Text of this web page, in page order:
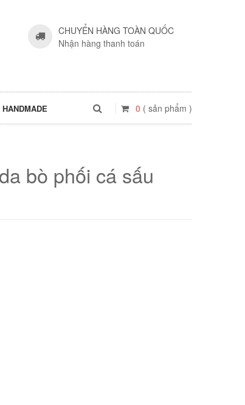
CHUYỂN HÀNG TOÀN QUỐC
Nhận hàng thanh toán
0 ( sản phẩm )
bò phối cá sấu